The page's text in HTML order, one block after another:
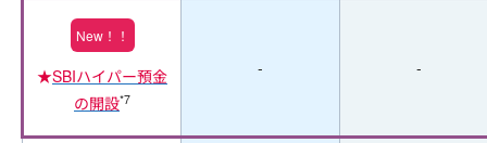
New！！
★SBIハイパー預金
の開設*7
- -